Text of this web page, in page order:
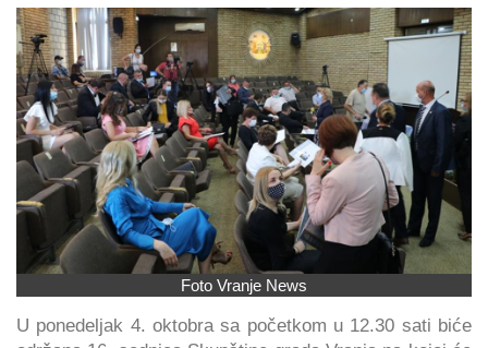
Foto Vranje News
U ponedeljak 4. oktobra sa početkom u 12.30 sati biće